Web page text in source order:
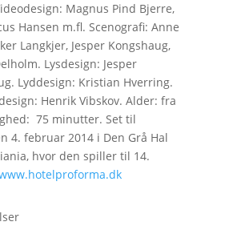
Magnus Pind Bjerre,
Hansen m.fl. Scenografi: Anne
Langkjer, Jesper Kongshaug,
Lysdesign: Jesper
Lyddesign: Kristian Hverring.
Henrik Vibskov. Alder: fra
75 minutter. Set til
4. februar 2014 i Den Grå Hal
hvor den spiller til 14.